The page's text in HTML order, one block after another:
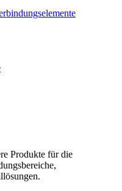
Produkte für die